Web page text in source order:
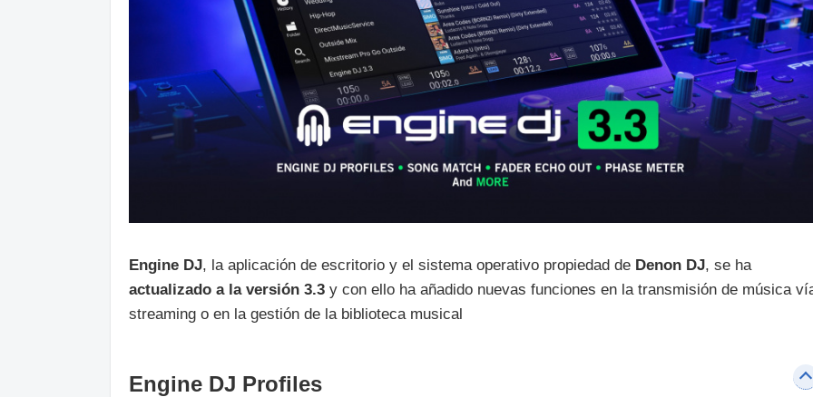
Engine DJ, la aplicación de escritorio y el sistema operativo propiedad de Denon DJ, se ha
actualizado a la versión 3.3 y con ello ha añadido nuevas funciones en la transmisión de música
streaming o en la gestión de la biblioteca musical
Engine DJ Profiles